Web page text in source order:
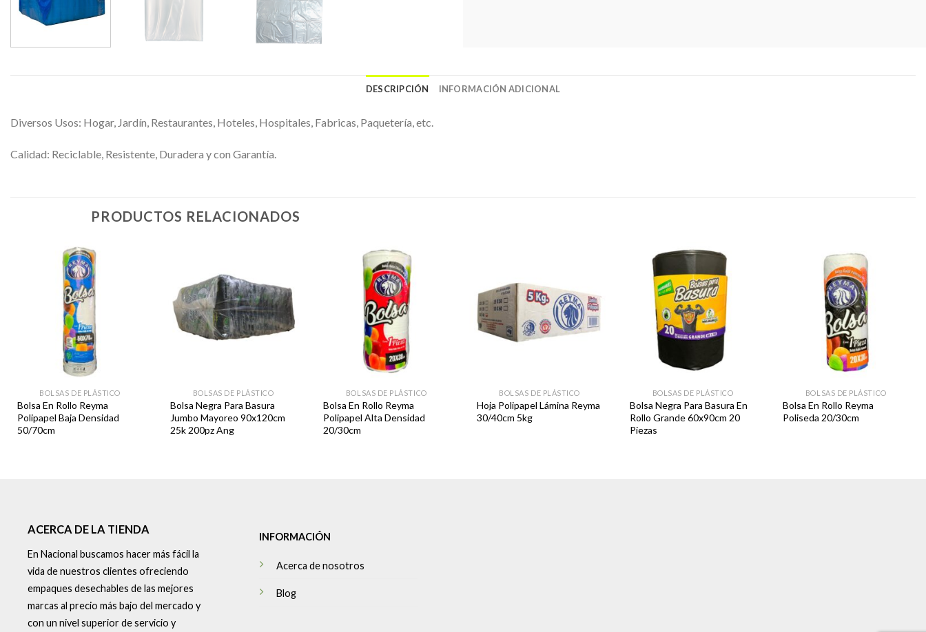
DESCRIPCIÓN INFORMACIÓN ADICIONAL
Diversos Usos: Hogar, Jardín, Restaurantes, Hoteles, Hospitales, Fabricas, Paquetería, etc.
Calidad: Reciclable, Resistente, Duradera y con Garantía.
PRODUCTOS RELACIONADOS
BOLSAS DE PLÁSTICO
Bolsa En Rollo Reyma
Polipapel Baja Densidad
50/70cm
Favoritos
BOLSAS DE PLÁSTICO
Bolsa Negra Para Basura
Jumbo Mayoreo 90x120cm
25k 200pz Ang
BOLSAS DE PLÁSTICO
Bolsa En Rollo Reyma
Polipapel Alta Densidad
20/30cm
Favoritos
BOLSAS DE PLÁSTICO
Hoja Polipapel Lámina Reyma
30/40cm 5kg
Favoritos
BOLSAS DE PLÁSTICO
Bolsa Negra Para Basura En
Rollo Grande 60x90cm 20
Piezas
BOLSAS DE PLÁSTICO
Bolsa En Rollo Reyma
Poliseda 20/30cm
ACERCA DE LA TIENDA
En Nacional buscamos hacer más fácil la
vida de nuestros clientes ofreciendo
empaques desechables de las mejores
marcas al precio más bajo del mercado y
con un nivel superior de servicio y
INFORMACIÓN
Acerca de nosotros
Blog